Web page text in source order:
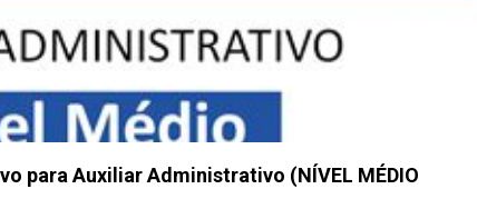
para Auxiliar Administrativo (NÍVEL MÉDIO